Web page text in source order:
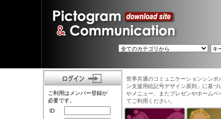
ご利用はメンバー登録が
必要です。
ID
世界共通のコミュニケーションシン
ン支援用絵記号デザイン原則」に基
やメニュー、またプレゼンやホーム
てご利用ください。